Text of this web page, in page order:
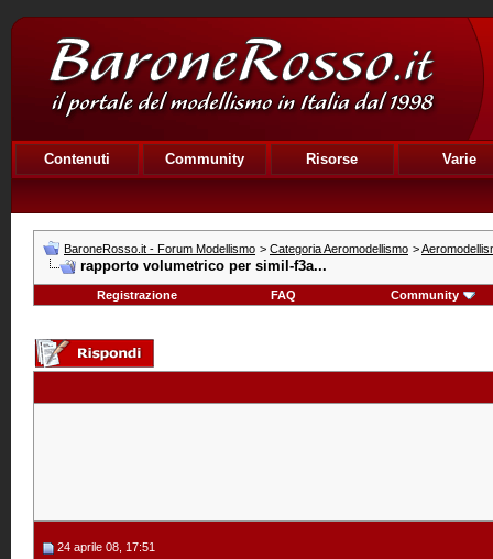
Contenuti Community Risorse Varie
BaroneRosso.it - Forum Modellismo > Categoria Aeromodellismo >
rapporto volumetrico per simil-f3a...
Registrazione FAQ Community
24 aprile 08, 17:51